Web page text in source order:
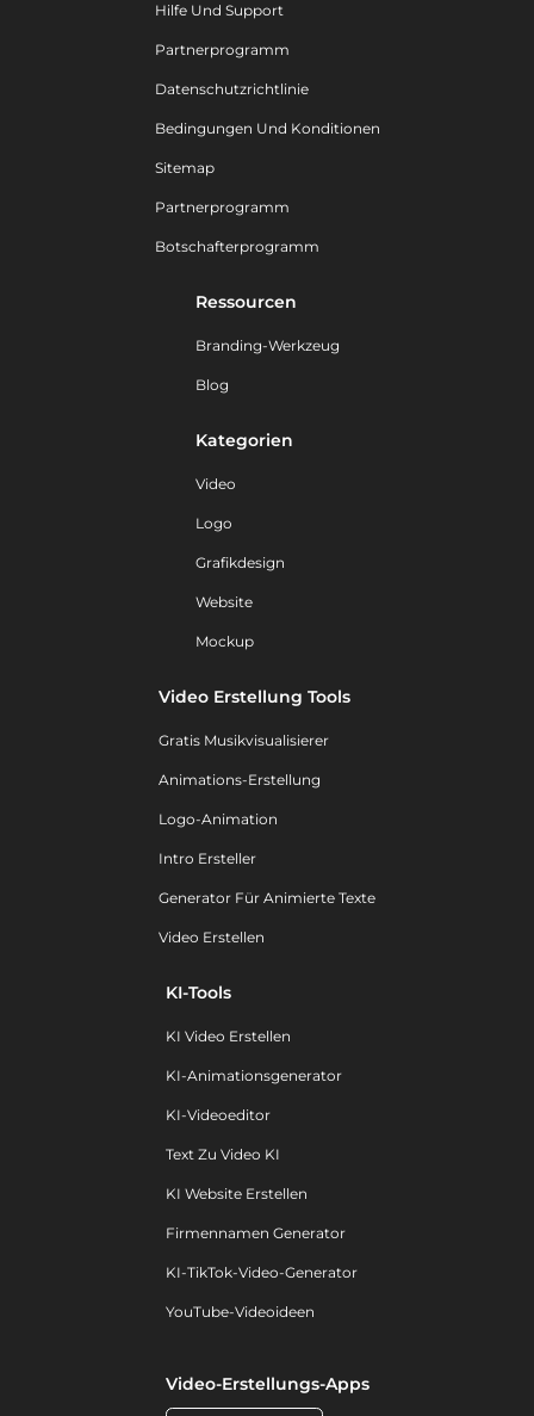
Hilfe Und Support
Partnerprogramm
Datenschutzrichtlinie
Bedingungen Und Konditionen
Sitemap
Partnerprogramm
Botschafterprogramm
Ressourcen
Branding-Werkzeug
Blog
Kategorien
Video
Logo
Grafikdesign
Website
Mockup
Video Erstellung Tools
Gratis Musikvisualisierer
Animations-Erstellung
Logo-Animation
Intro Ersteller
Generator Für Animierte Texte
Video Erstellen
KI-Tools
KI Video Erstellen
KI-Animationsgenerator
KI-Videoeditor
Text Zu Video KI
KI Website Erstellen
Firmennamen Generator
KI-TikTok-Video-Generator
YouTube-Videoideen
Video-Erstellungs-Apps